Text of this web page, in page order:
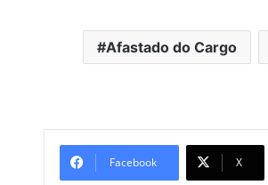
Afastado do Cargo
Facebook X